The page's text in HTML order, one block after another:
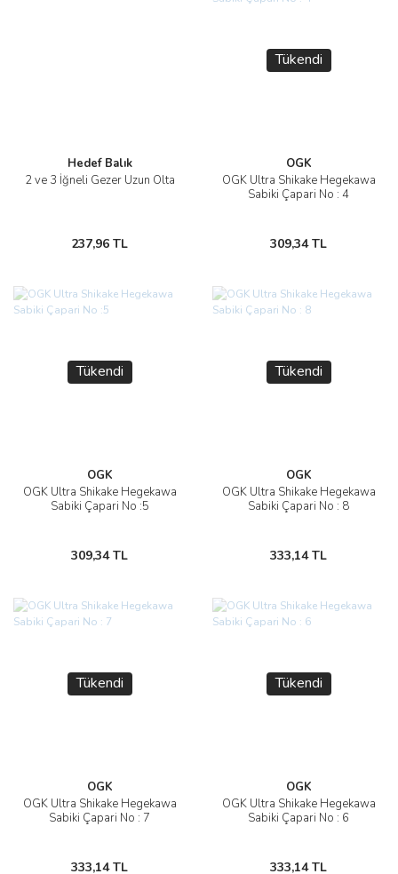
Hedef Balık
2 ve 3 İğneli Gezer Uzun Olta
237,96 TL
Tükendi
OGK
OGK Ultra Shikake Hegekawa
Sabiki Çapari No : 4
309,34 TL
Tükendi
OGK
OGK Ultra Shikake Hegekawa
Sabiki Çapari No :5
309,34 TL
Tükendi
OGK
OGK Ultra Shikake Hegekawa
Sabiki Çapari No : 8
333,14 TL
Tükendi
OGK
OGK Ultra Shikake Hegekawa
Sabiki Çapari No : 7
333,14 TL
Tükendi
OGK
OGK Ultra Shikake Hegekawa
Sabiki Çapari No : 6
333,14 TL